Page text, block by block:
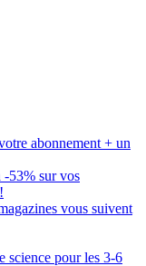
abonnement + un
-53% sur vos
vous suivent
science pour les 3-6